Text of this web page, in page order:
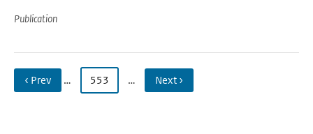
Publication
‹ Prev … 553 … Next ›